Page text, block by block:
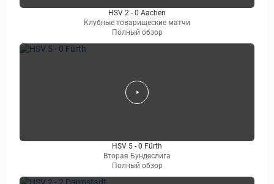
HSV 2 - 0 Aachen
Клубные товарищеские матчи
Полный обзор
HSV 5 - 0 Fürth
Вторая Бундеслига
Полный обзор